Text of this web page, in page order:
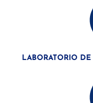
LABORATORIO